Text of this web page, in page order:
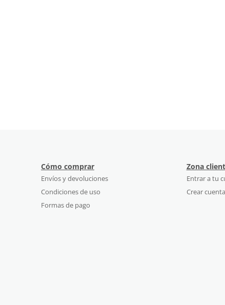
Cómo comprar
Envíos y devoluciones
Condiciones de uso
Formas de pago
Zona
Entrar a tu
Crear cuenta